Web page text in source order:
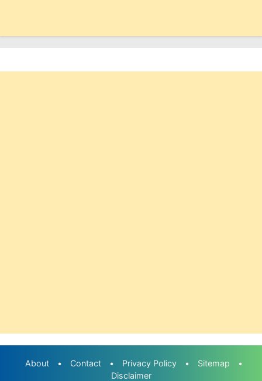
About • Contact • Privacy Policy • Sitemap
•
Disclaimer